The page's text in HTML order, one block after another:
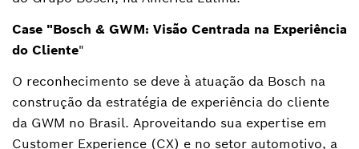
Case "Bosch & GWM: Visão Centrada na Experiência
do Cliente"
O reconhecimento se deve à atuação da Bosch na
construção da estratégia de experiência do cliente
da GWM no Brasil. Aproveitando sua expertise em
Customer Experience (CX) e no setor automotivo, a